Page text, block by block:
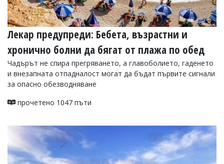
Лекар предупреди: Бебета, възрастни и
хронично болни да бягат от плажа по обед
Чадърът не спира прегряването, а главоболието, гаденето
и внезапната отпадналост могат да бъдат първите сигнали
за опасно обезводняване
прочетено 1047 пъти